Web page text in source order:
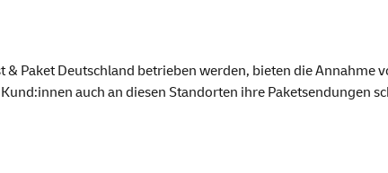
Paket Deutschland betrieben werden, bieten die Annahme
auch an diesen Standorten ihre Paketsendungen